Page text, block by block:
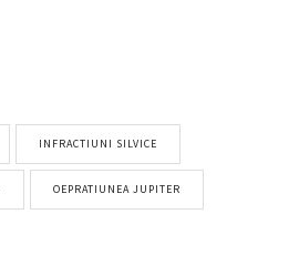
INFRACTIUNI SILVICE
OEPRATIUNEA JUPITER